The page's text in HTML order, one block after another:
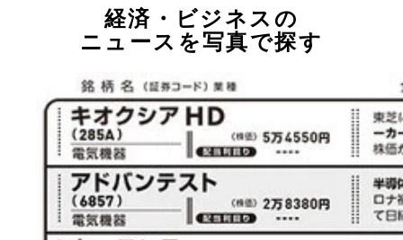
経済・ビジネスの
ニュースを写真で探す